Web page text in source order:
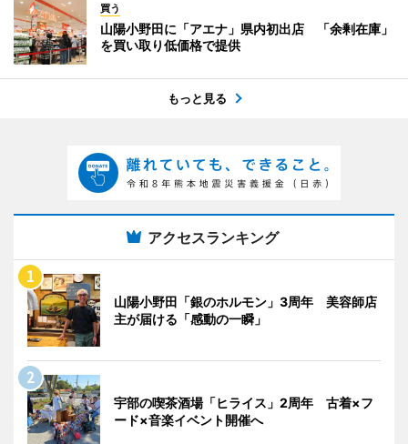
買う
山陽小野田に「アエナ」県内初出店 「余剰在庫」
を買い取り低価格で提供
もっと見る
アクセスランキング
山陽小野田「銀のホルモン」3周年 美容師店
主が届ける「感動の一瞬」
宇部の喫茶酒場「ヒライス」2周年 古着×フ
ード×音楽イベント開催へ